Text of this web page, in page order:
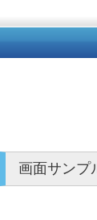
画面サンプ